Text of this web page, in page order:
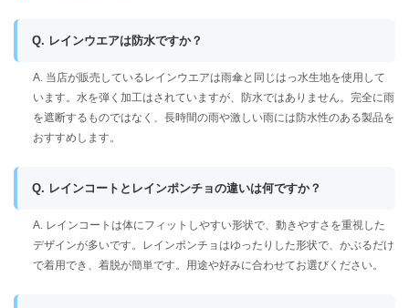
Q. レインウエアは防水ですか？
A. 当店が販売しているレインウエアは雨傘と同じはっ水生地を使用して
います。水を弾く加工はされていますが、防水ではありません。完全に雨
を遮断するものではなく、長時間の雨や激しい雨には防水性のある製品を
おすすめします。
Q. レインコートとレインポンチョの違いは何ですか？
A. レインコートは体にフィットしやすい形状で、動きやすさを重視した
デザインが多いです。レインポンチョはゆったりした形状で、かぶるだけ
で着用でき、着脱が簡単です。用途や好みに合わせてお選びください。